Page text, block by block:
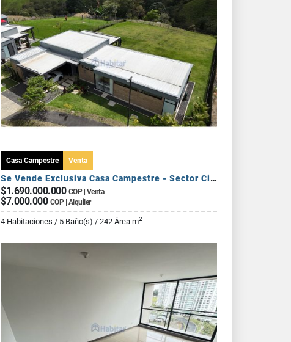
Casa Campestre Venta
Se Vende Exclusiva Casa Campestre - Sector Circasia
$1.690.000.000 COP | Venta
$7.000.000 COP | Alquiler
4 Habitaciones / 5 Baño(s) / 242 Área m2